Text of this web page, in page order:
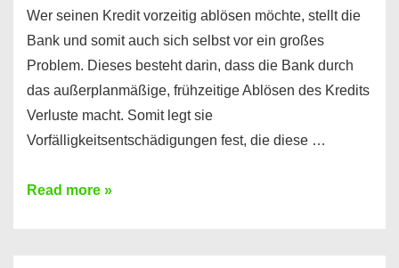
Wer seinen Kredit vorzeitig ablösen möchte, stellt die
Bank und somit auch sich selbst vor ein großes
Problem. Dieses besteht darin, dass die Bank durch
das außerplanmäßige, frühzeitige Ablösen des Kredits
Verluste macht. Somit legt sie
Vorfälligkeitsentschädigungen fest, die diese …
Kredit
Read more »